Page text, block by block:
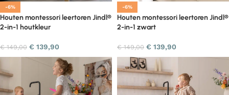
-6%
Houten montessori leertoren Jindl®
2-in-1 houtkleur
€149,00 € 139,90
-6%
Houten montessori leertoren Jindl®
2-in-1 zwart
€149,00 € 139,90